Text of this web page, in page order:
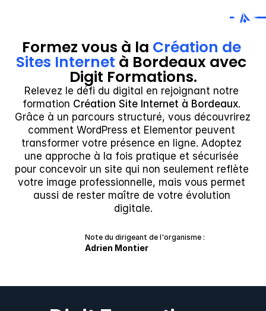
Formez vous à la Création de
Sites Internet à Bordeaux avec
Digit Formations.
Relevez le défi du digital en rejoignant notre
formation Création Site Internet à Bordeaux.
Grâce à un parcours structuré, vous découvrirez
comment WordPress et Elementor peuvent
transformer votre présence en ligne. Adoptez
une approche à la fois pratique et sécurisée
pour concevoir un site qui non seulement reflète
votre image professionnelle, mais vous permet
aussi de rester maître de votre évolution
digitale.
Note du dirigeant de l'organisme :
Adrien Montier